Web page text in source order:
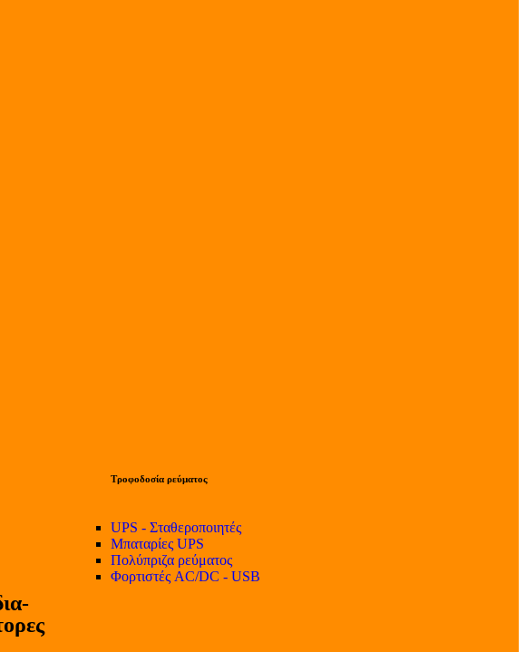
Τροφοδοσία ρεύματος
UPS - Σταθεροποιητές
Μπαταρίες UPS
Πολύπριζα ρεύματος
Φορτιστές AC/DC - USB